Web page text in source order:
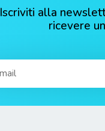
Iscriviti alla
ricevere